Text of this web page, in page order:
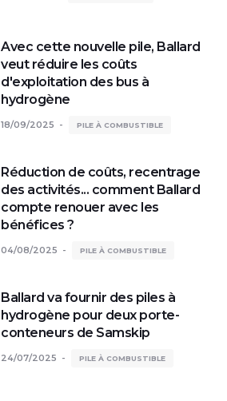
Avec cette nouvelle pile, Ballard
veut réduire les coûts
d'exploitation des bus à
hydrogène
18/09/2025 PILE À COMBUSTIBLE
Réduction de coûts, recentrage
des activités... comment Ballard
compte renouer avec les
bénéfices ?
04/08/2025 PILE À COMBUSTIBLE
Ballard va fournir des piles à
hydrogène pour deux porte-
conteneurs de Samskip
24/07/2025 PILE À COMBUSTIBLE